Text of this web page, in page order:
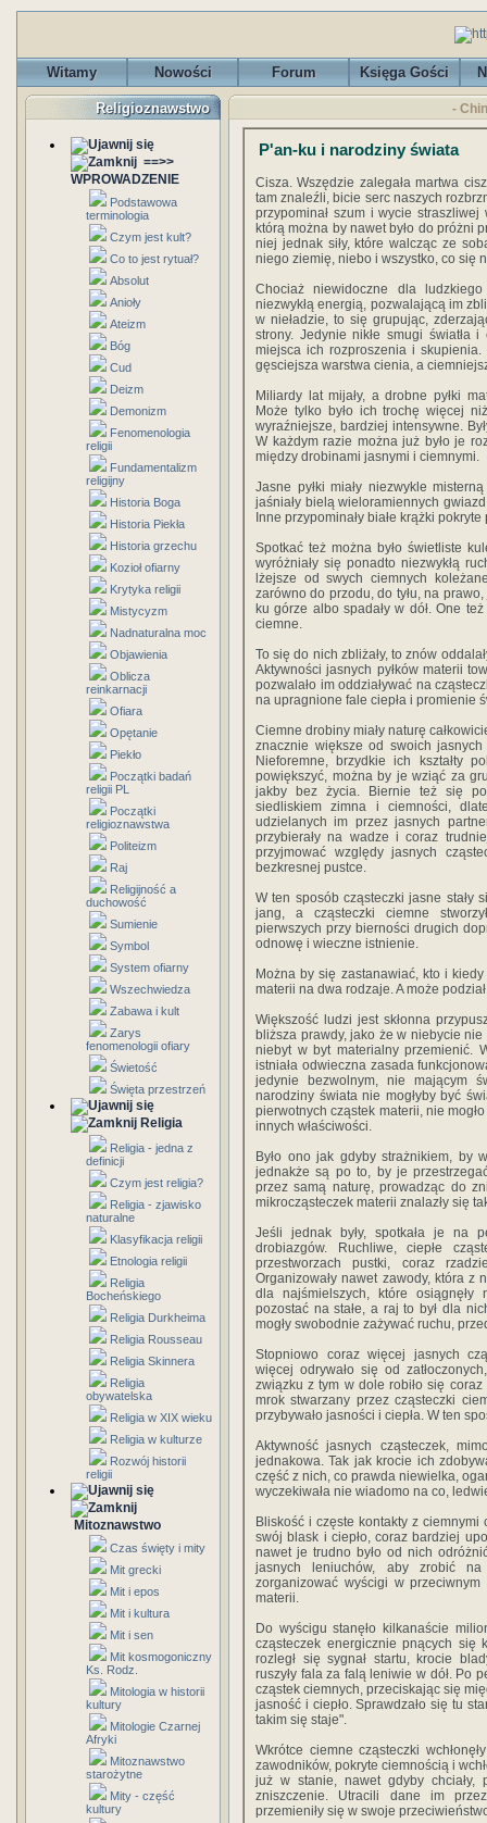
Witamy Nowości Forum Księga Gości
Religioznawstwo
==>>
WPROWADZENIE
Podstawowa
terminologia
Czym jest kult?
Co to jest rytuał?
Absolut
Anioły
Ateizm
Bóg
Cud
Deizm
Demonizm
Fenomenologia
religii
Fundamentalizm
religijny
Historia Boga
Historia Piekła
Historia grzechu
Kozioł ofiarny
Krytyka religii
Mistycyzm
Nadnaturalna moc
Objawienia
Oblicza
reinkarnacji
Ofiara
Opętanie
Piekło
Początki badań
religii PL
Początki
religioznawstwa
Politeizm
Raj
Religijność a
duchowość
Sumienie
Symbol
System ofiarny
Wszechwiedza
Zabawa i kult
Zarys
fenomenologii ofiary
Świetość
Święta przestrzeń
Religia
Religia - jedna z
definicji
Czym jest religia?
Religia - zjawisko
naturalne
Klasyfikacja religii
Etnologia religii
Religia
Bocheńskiego
Religia Durkheima
Religia Rousseau
Religia Skinnera
Religia
obywatelska
Religia w XIX wieku
Religia w kulturze
Rozwój historii
religii
Mitoznawstwo
Czas święty i mity
Mit grecki
Mit i epos
Mit i kultura
Mit i sen
Mit kosmogoniczny
Ks. Rodz.
Mitologia w historii
kultury
Mitologie Czarnej
Afryki
Mitoznawstwo
starożytne
Mity - część
kultury
-
P'an-ku i narodziny świata
Cisza. Wszędzie zalegała martwa
tam znaleźli, bicie serc naszych
przypominał szum i wycie
którą można by nawet było do próżni
niej jednak siły, które walcząc ze
niego ziemię, niebo i wszystko, co się
Chociaż niewidoczne dla
niezwykłą energią, pozwalającą im
w nieładzie, to się grupując,
strony. Jedynie nikłe smugi światła
miejsca ich rozproszenia i
gęsciejsza warstwa cienia, a
Miliardy lat mijały, a drobne pyłki
Może tylko było ich trochę więcej
wyraźniejsze, bardziej intensywne.
W każdym razie można już było je
między drobinami jasnymi i ciemnymi.
Jasne pyłki miały niezwykle
jaśniały bielą wieloramiennych
Inne przypominały białe krążki
Spotkać też można było świetliste
wyróżniały się ponadto niezwykłą
lżejsze od swych ciemnych
zarówno do przodu, do tyłu, na
ku górze albo spadały w dół. One
ciemne.
To się do nich zbliżały, to znów
Aktywności jasnych pyłków materii
pozwalało im oddziaływać na
na upragnione fale ciepła i promienie
Ciemne drobiny miały naturę
znacznie większe od swoich
Nieforemne, brzydkie ich kształty
powiększyć, można by je wziąć za
jakby bez życia. Biernie też się
siedliskiem zimna i ciemności,
udzielanych im przez jasnych
przybierały na wadze i coraz
przyjmować względy jasnych
bezkresnej pustce.
W ten sposób cząsteczki jasne stały
jang, a cząsteczki ciemne
pierwszych przy bierności drugich
odnowę i wieczne istnienie.
Można by się zastanawiać, kto i
materii na dwa rodzaje. A może
Większość ludzi jest skłonna
bliższa prawdy, jako że w niebycie nie
niebyt w byt materialny przemienić.
istniała odwieczna zasada
jedynie bezwolnym, nie mającym
narodziny świata nie mogłyby być
pierwotnych cząstek materii, nie
innych właściwości.
Było ono jak gdyby strażnikiem, by
jednakże są po to, by je
przez samą naturę, prowadząc do
mikrocząsteczek materii znalazły się
Jeśli jednak były, spotkała je na
drobiazgów. Ruchliwe, ciepłe
przestworzach pustki, coraz
Organizowały nawet zawody, która
dla najśmielszych, które osiągnęły
pozostać na stałe, a raj to był dla
mogły swobodnie zażywać ruchu,
Stopniowo coraz więcej jasnych
więcej odrywało się od
związku z tym w dole robiło się
mrok stwarzany przez cząsteczki
przybywało jasności i ciepła. W ten
Aktywność jasnych cząsteczek,
jednakowa. Tak jak krocie ich
część z nich, co prawda niewielka,
wyczekiwała nie wiadomo na co,
Bliskość i częste kontakty z ciemnymi
swój blask i ciepło, coraz bardziej
nawet je trudno było od nich
jasnych leniuchów, aby zrobić na
zorganizować wyścigi w
materii.
Do wyścigu stanęło kilkanaście
cząsteczek energicznie pnących się
rozległ się sygnał startu, krocie
ruszyły fala za falą leniwie w dół. Po
cząstek ciemnych, przeciskając się
jasność i ciepło. Sprawdzało się tu
takim się staje".
Wkrótce ciemne cząsteczki
zawodników, pokryte ciemnością i
już w stanie, nawet gdyby chciały,
zniszczenie. Utracili dane im
przemieniły się w swoje